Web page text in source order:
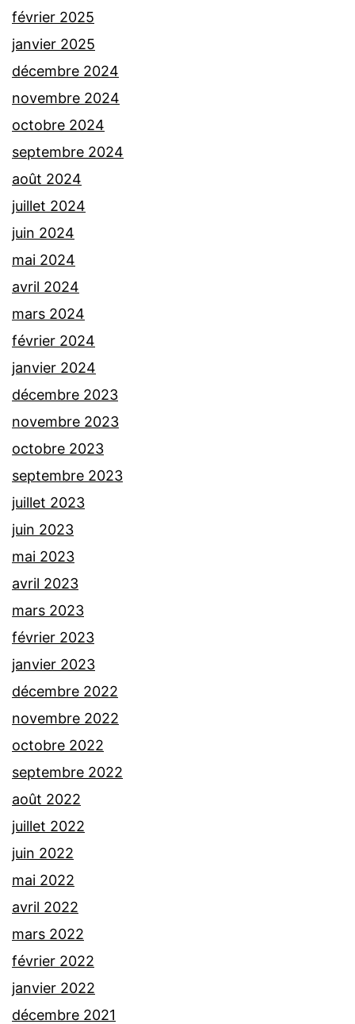
février 2025
janvier 2025
décembre 2024
novembre 2024
octobre 2024
septembre 2024
août 2024
juillet 2024
juin 2024
mai 2024
avril 2024
mars 2024
février 2024
janvier 2024
décembre 2023
novembre 2023
octobre 2023
septembre 2023
juillet 2023
juin 2023
mai 2023
avril 2023
mars 2023
février 2023
janvier 2023
décembre 2022
novembre 2022
octobre 2022
septembre 2022
août 2022
juillet 2022
juin 2022
mai 2022
avril 2022
mars 2022
février 2022
janvier 2022
décembre 2021